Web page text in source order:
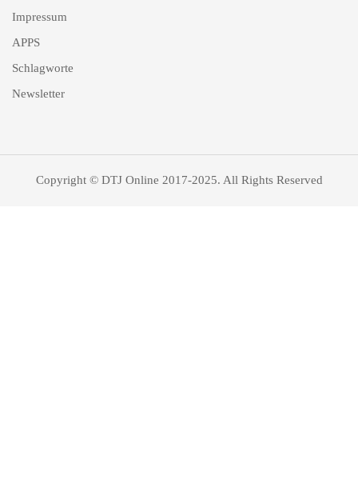
Impressum
APPS
Schlagworte
Newsletter
Copyright © DTJ Online 2017-2025. All Rights Reserved